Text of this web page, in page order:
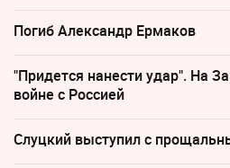
Погиб Александр Ермаков
"Придется нанести удар". На
войне с Россией
Слуцкий выступил с